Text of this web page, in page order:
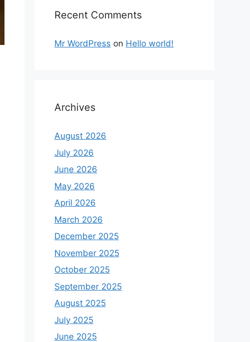
Recent Comments
Mr WordPress on Hello world!
Archives
August 2026
July 2026
June 2026
May 2026
April 2026
March 2026
December 2025
November 2025
October 2025
September 2025
August 2025
July 2025
June 2025